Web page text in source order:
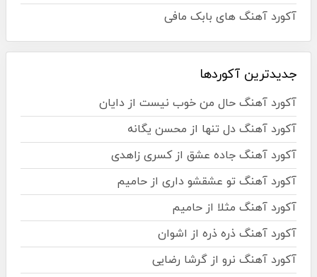
آکورد آهنگ های بابک مافی
جدیدترین آکوردها
آکورد آهنگ حال من خوب نیست از دایان
آکورد آهنگ دل تنها از محسن یگانه
آکورد آهنگ جاده عشق از کسری زاهدی
آکورد آهنگ تو عشقشو داری از حامیم
آکورد آهنگ مثلا از حامیم
آکورد آهنگ ذره ذره از اشوان
آکورد آهنگ نرو از گرشا رضایی